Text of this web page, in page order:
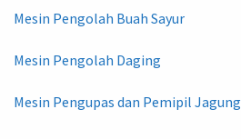
Mesin Pengolah Buah Sayur
Mesin Pengolah Daging
Mesin Pengupas dan Pemipil Jagung